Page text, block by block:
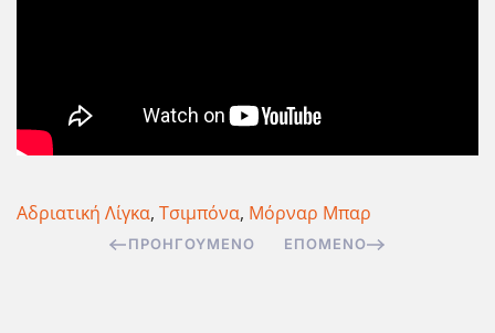
Αδριατική Λίγκα, Τσιμπόνα, Μόρναρ Μπαρ
ΠΡΟΗΓΟΎΜΕΝΟ ΕΠΌΜΕΝΟ